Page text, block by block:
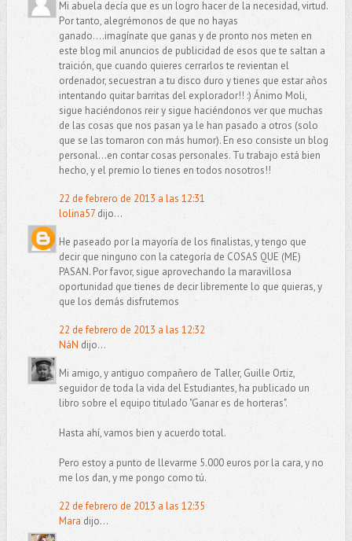
Mi abuela decía que es un logro hacer de la necesidad, virtud.
Por tanto, alegrémonos de que no hayas
ganado....imagínate que ganas y de pronto nos meten en
este blog mil anuncios de publicidad de esos que te saltan a
traición, que cuando quieres cerrarlos te revientan el
ordenador, secuestran a tu disco duro y tienes que estar años
intentando quitar barritas del explorador!! :) Ánimo Moli,
sigue haciéndonos reir y sigue haciéndonos ver que muchas
de las cosas que nos pasan ya le han pasado a otros (solo
que se las tomaron con más humor). En eso consiste un blog
personal...en contar cosas personales. Tu trabajo está bien
hecho, y el premio lo tienes en todos nosotros!!
22 de febrero de 2013 a las 12:31
lolina57dijo...
He paseado por la mayoría de los finalistas, y tengo que
decir que ninguno con la categoría de COSAS QUE (ME)
PASAN. Por favor, sigue aprovechando la maravillosa
oportunidad que tienes de decir libremente lo que quieras, y
que los demás disfrutemos
22 de febrero de 2013 a las 12:32
NáN dijo...
Mi amigo, y antiguo compañero de Taller, Guille Ortiz,
seguidor de toda la vida del Estudiantes, ha publicado un
libro sobre el equipo titulado "Ganar es de horteras".
Hasta ahí, vamos bien y acuerdo total.
Pero estoy a punto de llevarme 5.000 euros por la cara, y no
me los dan, y me pongo como tú.
22 de febrero de 2013 a las 12:35
Mara dijo...